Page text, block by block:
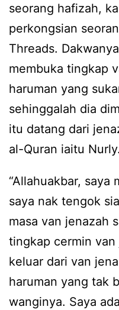
seorang hafizah,
perkongsian
Threads.
membuka tingkap
haruman yang
sehinggalah dia
itu datang dari
al-Quran iaitu Nurly.
“Allahuakbar, saya
saya nak tengok
masa van jenazah
tingkap cermin
keluar dari van
haruman yang tak
wanginya. Saya